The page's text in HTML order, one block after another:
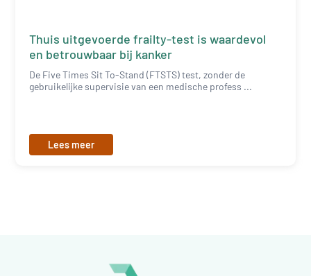
Thuis uitgevoerde frailty-test is waardevol
en betrouwbaar bij kanker
De Five Times Sit To-Stand (FTSTS) test, zonder de
gebruikelijke supervisie van een medische profess ...
Lees meer